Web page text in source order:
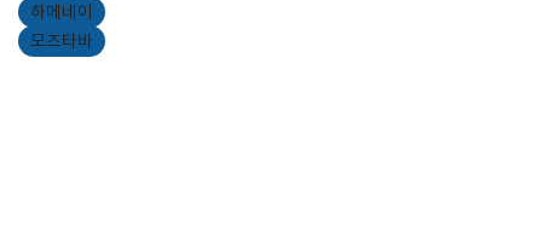
하메네이
모즈타바